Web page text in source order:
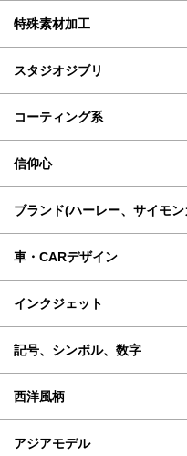
特殊素材加工
スタジオジブリ
コーティング系
信仰心
ブランド(ハーレー、サイモ
車・CARデザイン
インクジェット
記号、シンボル、数字
西洋風柄
アジアモデル